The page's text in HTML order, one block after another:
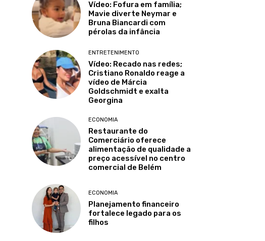
Vídeo: Fofura em família;
Mavie diverte Neymar e
Bruna Biancardi com
pérolas da infância
ENTRETENIMENTO
Vídeo: Recado nas redes;
Cristiano Ronaldo reage a
vídeo de Márcia
Goldschmidt e exalta
Georgina
ECONOMIA
Restaurante do
Comerciário oferece
alimentação de qualidade a
preço acessível no centro
comercial de Belém
ECONOMIA
Planejamento financeiro
fortalece legado para os
filhos